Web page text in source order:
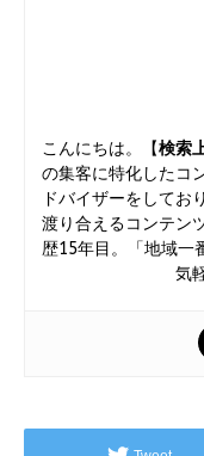
こんにちは。【検索
の集客に特化したコ
ドバイザーをしてお
渡り合えるコンテン
歴15年目。「地域一
気